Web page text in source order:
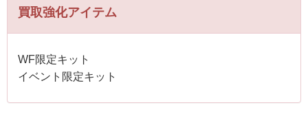
買取強化アイテム
WF限定キット
イベント限定キット